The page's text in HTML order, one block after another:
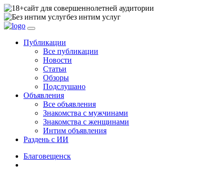
сайт для совершеннолетней аудитории
без интим услуг
Публикации
Все публикации
Новости
Статьи
Обзоры
Подслушано
Объявления
Все объявления
Знакомства с мужчинами
Знакомства с женщинами
Интим объявления
Раздень с ИИ
Благовещенск